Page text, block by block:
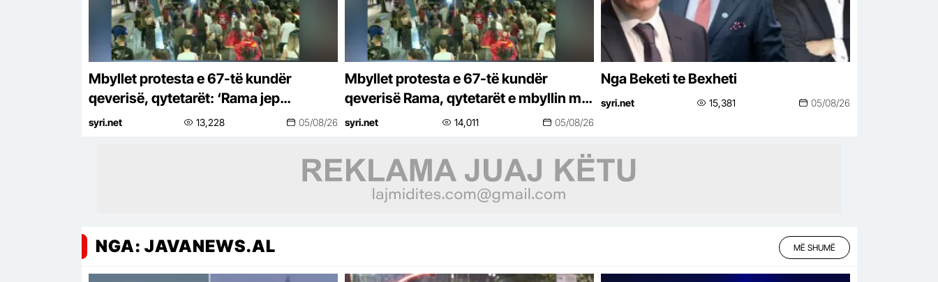
Mbyllet protesta e 67-të kundër
qeverisë, qytetarët: ‘Rama jep
dorëheqjen’
syri.net 13,228 05/08/26
Mbyllet protesta e 67-të kundër
qeverisë Rama, qytetarët e mbyllin me
thirrjet: ‘Rama jep dorëheqjen’
syri.net 14,011 05/08/26
Nga Beketi te Bexheti
syri.net 15,381 05/08/26
NGA: JAVANEWS.AL MË SHUMË